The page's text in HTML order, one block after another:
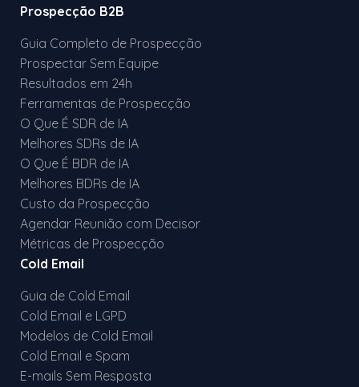
Prospecção B2B
Guia Completo de Prospecção
Prospectar Sem Equipe
Resultados em 24h
Ferramentas de Prospecção
O Que É SDR de IA
Melhores SDRs de IA
O Que É BDR de IA
Melhores BDRs de IA
Custo da Prospecção
Agendar Reunião com Decisor
Métricas de Prospecção
Cold Email
Guia de Cold Email
Cold Email e LGPD
Modelos de Cold Email
Cold Email e Spam
E-mails Sem Resposta